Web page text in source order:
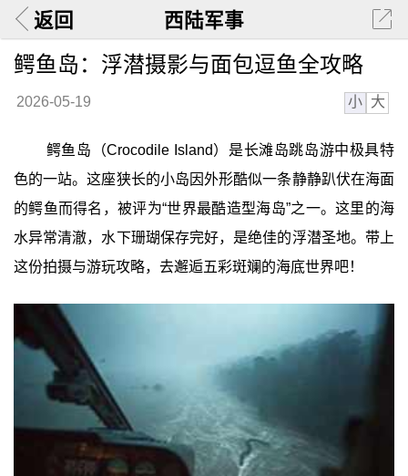
返回 西陆军事
鳄鱼岛：浮潜摄影与面包逗鱼全攻略
2026-05-19 小 大
鳄鱼岛（Crocodile Island）是长滩岛跳岛游中极具特
色的一站。这座狭长的小岛因外形酷似一条静静趴伏在海面
的鳄鱼而得名，被评为“世界最酷造型海岛”之一。这里的海
水异常清澈，水下珊瑚保存完好，是绝佳的浮潜圣地。带上
这份拍摄与游玩攻略，去邂逅五彩斑斓的海底世界吧！